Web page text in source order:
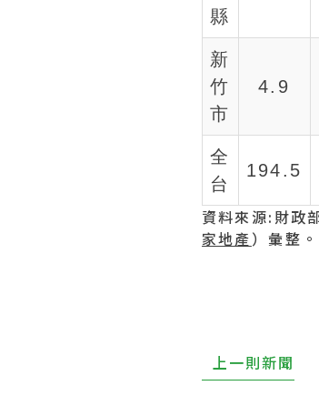
縣
新
竹
市
4.9
全
台
194.5
資料來源:財政
家地產）彙整。
上一則新聞